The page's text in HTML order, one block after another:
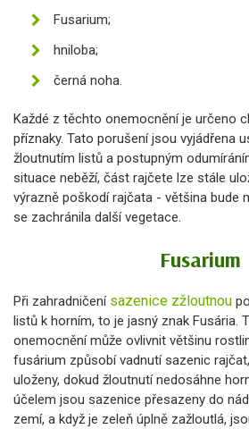
Fusarium;
hniloba;
černá noha.
Každé z těchto onemocnění je určeno
příznaky. Tato porušení jsou vyjádřena
žloutnutím listů a postupným
situace neběží, část rajčete lze stále
výrazně poškodí rajčata - většina bude
se zachránila další vegetace.
Fusarium
Při zahradničení sazenice zžloutnou
listů k horním, to je jasný znak Fusária.
onemocnění může ovlivnit většinu
fusárium způsobí vadnutí sazenic
uloženy, dokud žloutnutí nedosáhne
účelem jsou sazenice přesazeny do
zemí, a když je zeleň úplně zažloutlá,